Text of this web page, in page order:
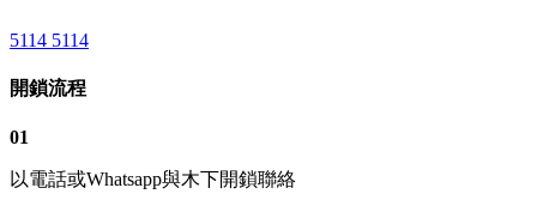
5114 5114
開鎖流程
01
以電話或Whatsapp與木下開鎖聯絡